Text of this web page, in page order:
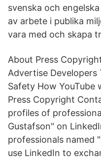
svenska och
av arbete i publika
vara med och skapa
About Press
Advertise Developers
Safety How YouTube
Press Copyright
profiles of
Gustafson" on
professionals named
use LinkedIn to